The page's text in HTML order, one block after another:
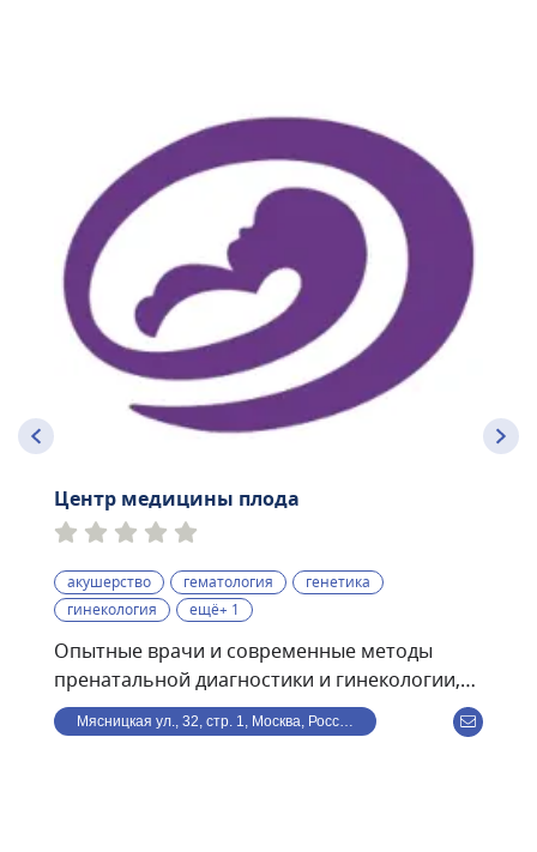
Центр медицины плода
акушерство гематология
генетика
гинекология
ещё+ 1
Опытные врачи и современные методы
пренатальной диагностики и гинекологии,
проводимые по международным
стандартам:• экспертные УЗИ скрининги I, II,
Мясницкая ул., 32, стр. 1, Москва, Россия